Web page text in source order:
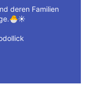
deren Familien